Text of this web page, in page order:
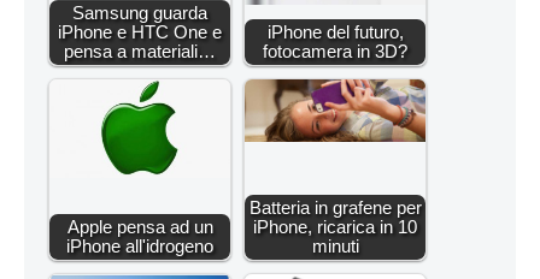
Samsung guarda
iPhone e HTC One e
pensa a materiali…
iPhone del futuro,
fotocamera in 3D?
Apple pensa ad un
iPhone all'idrogeno
Batteria in grafene per
iPhone, ricarica in 10
minuti